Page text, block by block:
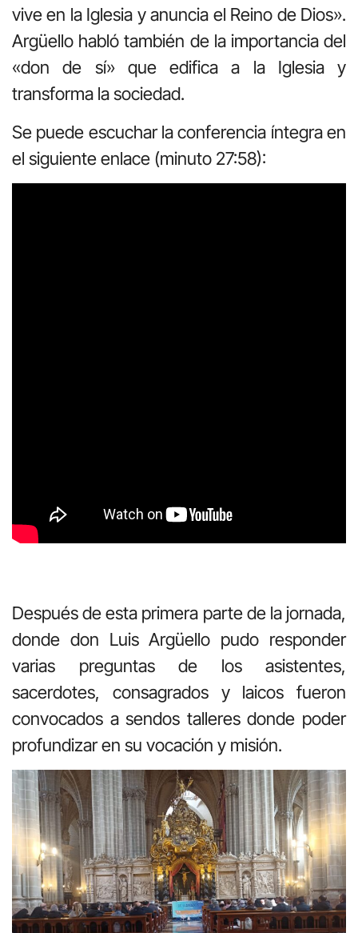
vive en la Iglesia y anuncia el Reino de Dios».
Argüello habló también de la importancia del
«don de sí» que edifica a la Iglesia y
transforma la sociedad.
Se puede escuchar la conferencia íntegra en
el siguiente enlace (minuto 27:58):
Después de esta primera parte de la jornada,
donde don Luis Argüello pudo responder
varias preguntas de los asistentes,
sacerdotes, consagrados y laicos fueron
convocados a sendos talleres donde poder
profundizar en su vocación y misión.